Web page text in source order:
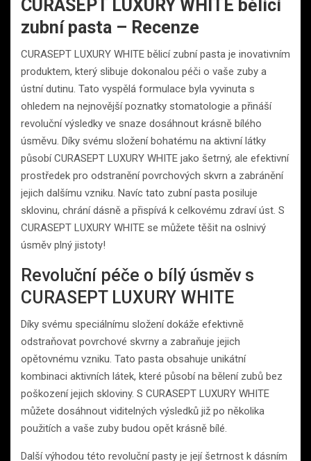
CURASEPT LUXURY WHITE bělicí
zubní pasta – Recenze
CURASEPT LUXURY WHITE bělicí zubní pasta je inovativním
produktem, který slibuje dokonalou péči o vaše zuby a
ústní dutinu. Tato vyspělá formulace byla vyvinuta s
ohledem na nejnovější poznatky stomatologie a přináší
revoluční výsledky ve snaze dosáhnout krásně bílého
úsměvu. Díky svému složení bohatému na aktivní látky
působí CURASEPT LUXURY WHITE jako šetrný, ale efektivní
prostředek pro odstranění povrchových skvrn a zabránění
jejich dalšímu vzniku. Navíc tato zubní pasta posiluje
sklovinu, chrání dásně a přispívá k celkovému zdraví úst. S
CURASEPT LUXURY WHITE se můžete těšit na oslnivý
úsměv plný jistoty!
Revoluční péče o bílý úsměv s
CURASEPT LUXURY WHITE
Díky svému speciálnímu složení dokáže efektivně
odstraňovat povrchové skvrny a zabraňuje jejich
opětovnému vzniku. Tato pasta obsahuje unikátní
kombinaci aktivních látek, které působí na bělení zubů bez
poškození jejich skloviny. S CURASEPT LUXURY WHITE
můžete dosáhnout viditelných výsledků již po několika
použitích a vaše zuby budou opět krásně bílé.
Další výhodou této revoluční pasty je její šetrnost k dásním